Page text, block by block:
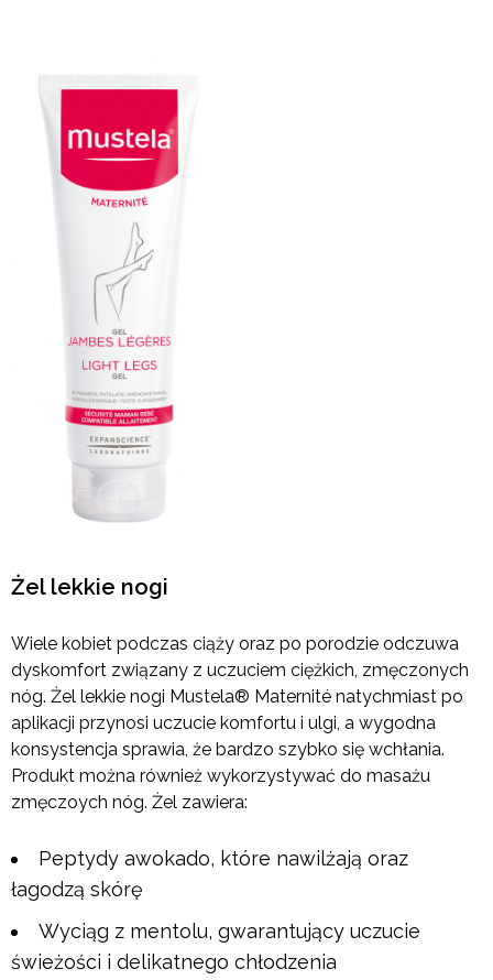
Żel lekkie nogi
Wiele kobiet podczas ciąży oraz po porodzie odczuwa
dyskomfort związany z uczuciem ciężkich, zmęczonych
nóg. Żel lekkie nogi Mustela® Maternité natychmiast po
aplikacji przynosi uczucie komfortu i ulgi, a wygodna
konsystencja sprawia, że bardzo szybko się wchłania.
Produkt można również wykorzystywać do masażu
zmęczoych nóg. Żel zawiera:
Peptydy awokado, które nawilżają oraz
łagodzą skórę
Wyciąg z mentolu, gwarantujący uczucie
świeżości i delikatnego chłodzenia